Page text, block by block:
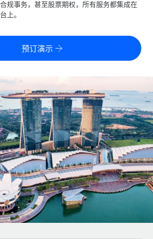
理
薪资
现全球扩张
合同工
职与管理
任务
缝融入工作流程
览器
惧对比
争优势
量身打造的全球敏捷型人力资源与薪资解决方案
力资源解决方案扩展团队
计算工具
的员工总成本
结算计算器
工的结算货币选项与结算速度
习
登录
规事务，甚至股票期权，所有服务都集成在
上。
预订演示